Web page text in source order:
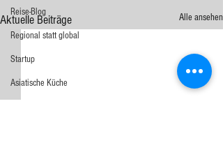
Reise-Blog
Regional statt global
Startup
Asiatische Küche
Aktuelle Beiträge Alle ansehen